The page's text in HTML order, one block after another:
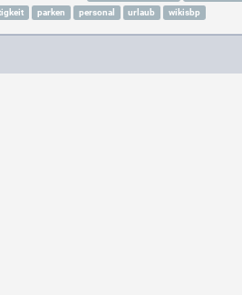
parken personal urlaub wikisbp